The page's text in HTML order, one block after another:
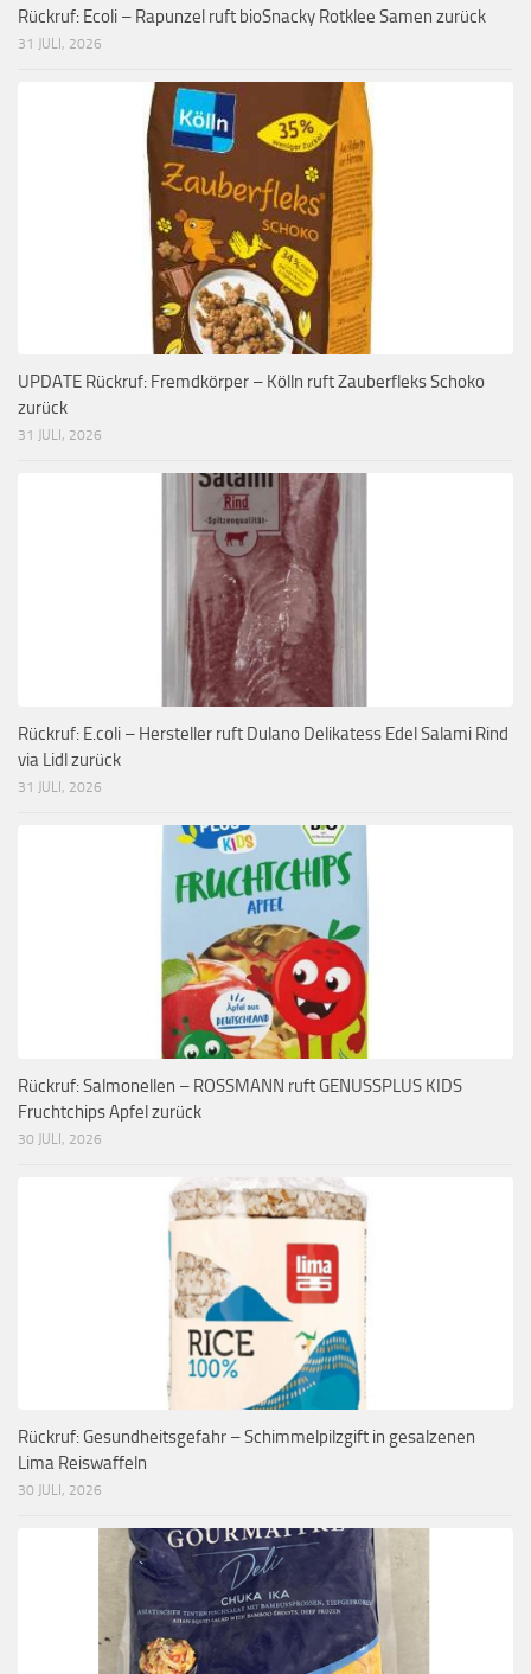
Rückruf: Ecoli – Rapunzel ruft bioSnacky Rotklee Samen zurück
31 JULI, 2026
UPDATE Rückruf: Fremdkörper – Kölln ruft Zauberfleks Schoko
zurück
31 JULI, 2026
Rückruf: E.coli – Hersteller ruft Dulano Delikatess Edel Salami Rind
via Lidl zurück
31 JULI, 2026
Rückruf: Salmonellen – ROSSMANN ruft GENUSSPLUS KIDS
Fruchtchips Apfel zurück
30 JULI, 2026
Rückruf: Gesundheitsgefahr – Schimmelpilzgift in gesalzenen
Lima Reiswaffeln
30 JULI, 2026